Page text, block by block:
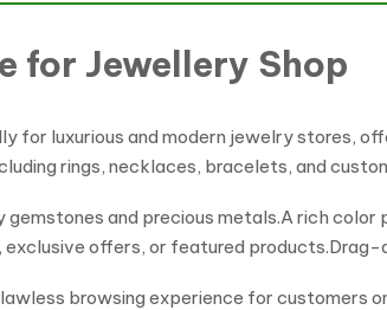
for Jewellery Shop
for luxurious and modern jewelry stores,
rings, necklaces, bracelets, and
and precious metals.A rich
offers, or featured
browsing experience for customers